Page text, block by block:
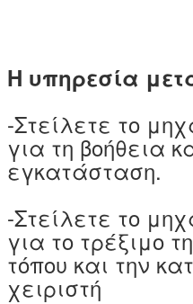
Η υπηρεσία
-Στείλετε το
για τη βοήθεια
εγκατάσταση.
-Στείλετε το
για το τρέξιμο
τόπου και την
χειριστή